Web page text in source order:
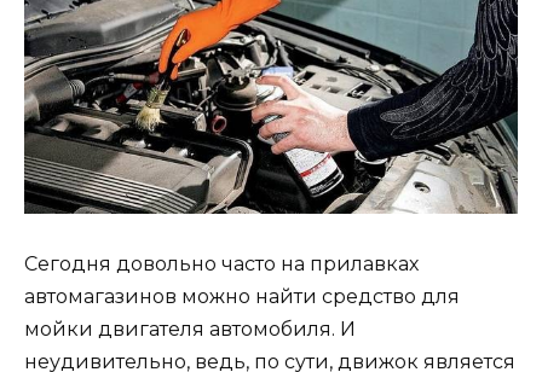
Сегодня довольно часто на прилавках
автомагазинов можно найти средство для
мойки двигателя автомобиля. И
неудивительно, ведь, по сути, движок является